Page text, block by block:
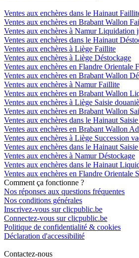
Ventes aux enchères dans le Hainaut
Ventes aux enchères en Brabant Wallon
Ventes aux enchères à Namur Liquidation
Ventes aux enchères dans le Hainaut
Ventes aux enchères à Liège Faillite
Ventes aux enchères à Liège Déstockage
Ventes aux enchères en Flandre Orientale
Ventes aux enchères en Brabant Wallon
Ventes aux enchères à Namur Faillite
Ventes aux enchères en Brabant Wallon
Ventes aux enchères à Liège Saisie
Ventes aux enchères en Brabant Wallon
Ventes aux enchères dans le Hainaut
Ventes aux enchères en Brabant Wallon
Ventes aux enchères à Liège Succession
Ventes aux enchères dans le Hainaut
Ventes aux enchères à Namur Déstockage
Ventes aux enchères dans le Hainaut
Ventes aux enchères en Flandre Orientale
Comment ça fonctionne ?
Nos réponses aux questions fréquentes
Nos conditions générales
Inscrivez-vous sur clicpublic.be
Connectez-vous sur clicpublic.be
Politique de confidentialité & cookies
Déclaration d'accessibilité
Contactez-nous